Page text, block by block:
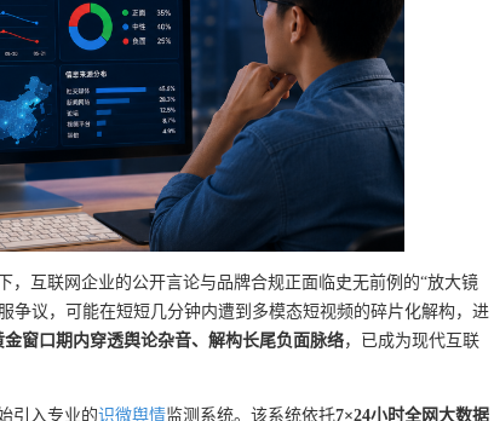
互联网企业的公开言论与品牌合规正面临史无前例的“放大镜
争议，可能在短短几分钟内遭到多模态短视频的碎片化解构，进
金窗口期内穿透舆论杂音、解构长尾负面脉络，已成为现代互联
引入专业的识微舆情监测系统。该系统依托7×24小时全网大数据